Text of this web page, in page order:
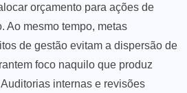
orçamento para ações de
Ao mesmo tempo, metas
de gestão evitam a dispersão de
foco naquilo que produz
internas e revisões